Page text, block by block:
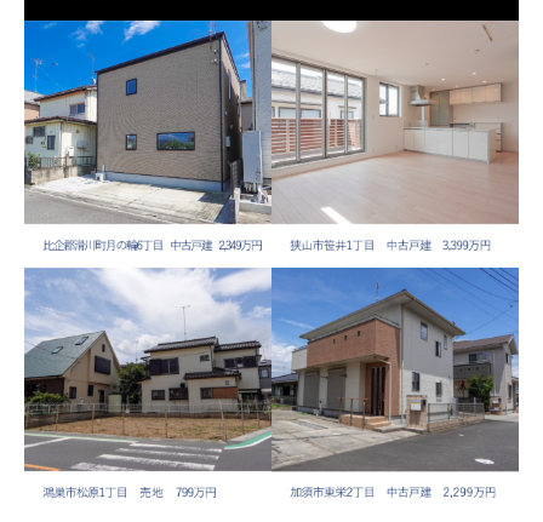
比企郡滑川町月の輪6丁
目 中古戸建 2,349万円
狭山市笹井1丁目 中古戸
建 3,399万円